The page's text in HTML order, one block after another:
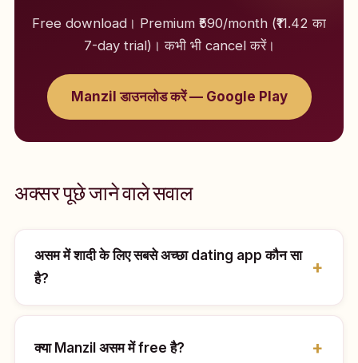
Free download। Premium ₹590/month (₹11.42 का
7-day trial)। कभी भी cancel करें।
Manzil डाउनलोड करें — Google Play
अक्सर पूछे जाने वाले सवाल
असम में शादी के लिए सबसे अच्छा dating app कौन सा
है?
क्या Manzil असम में free है?